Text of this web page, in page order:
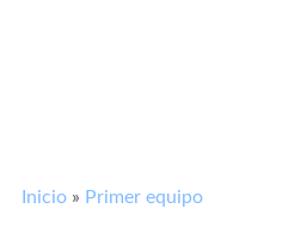
Inicio » Primer equipo